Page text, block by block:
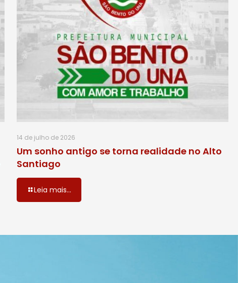
14 de julho de 2026
Um sonho antigo se torna realidade no Alto
Santiago
Leia mais...